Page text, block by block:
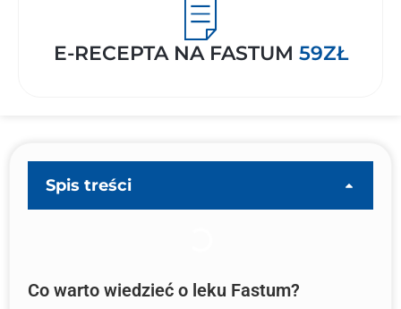
E-RECEPTA NA FASTUM 59ZŁ
Spis treści
Co warto wiedzieć o leku Fastum?